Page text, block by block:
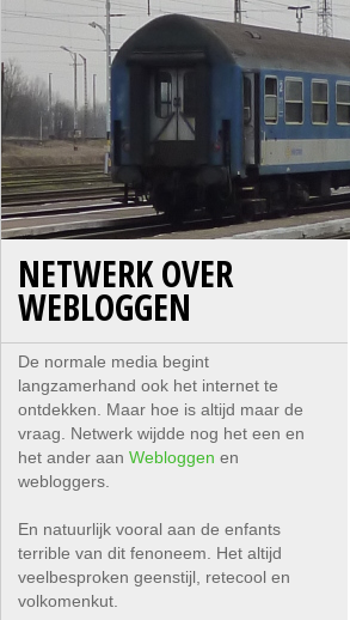
NETWERK OVER
WEBLOGGEN
De normale media begint
langzamerhand ook het internet te
ontdekken. Maar hoe is altijd maar de
vraag. Netwerk wijdde nog het een en
het ander aanWebloggen en
webloggers.
En natuurlijk vooral aan de enfants
terrible van dit fenoneem. Het altijd
veelbesproken geenstijl, retecool en
volkomenkut.